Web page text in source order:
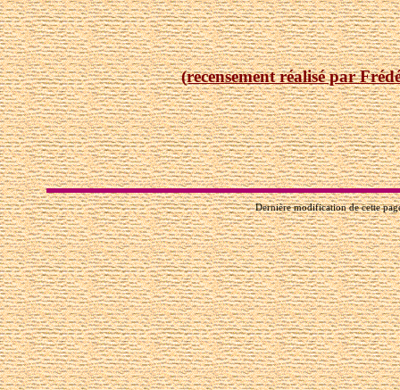
(recensement réalisé par
Dernière modification de cette